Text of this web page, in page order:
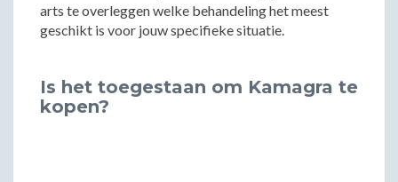
arts te overleggen welke behandeling het meest
geschikt is voor jouw specifieke situatie.
Is het toegestaan om Kamagra te
kopen?